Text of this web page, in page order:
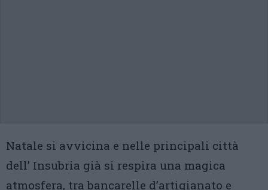
Natale si avvicina e nelle principali città
dell’ Insubria già si respira una magica
atmosfera, tra bancarelle d’artigianato e